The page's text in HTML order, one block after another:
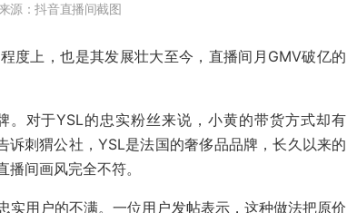
源：抖音直播间截图
度上，也是其发展壮大至今，直播间月GMV破亿的
。对于YSL的忠实粉丝来说，小黄的带货方式却有
诉刺猬公社，YSL是法国的奢侈品品牌，长久以来的
间画风完全不符。
实用户的不满。一位用户发帖表示，这种做法把原价